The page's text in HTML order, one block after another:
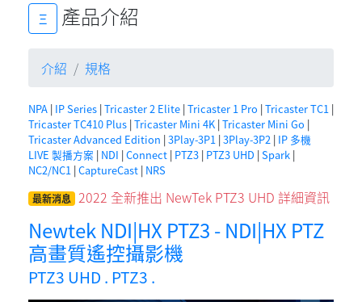
Ξ 產品介紹
介紹 規格
NPA | IP Series |Tricaster 2 Elite |Tricaster 1 Pro |Tricaster TC1 |
Tricaster TC410 Plus |Tricaster Mini 4K |Tricaster Mini Go |
Tricaster Advanced Edition |3Play-3P1 |3Play-3P2 | IP 多機
LIVE 製播方案 | NDI |Connect | PTZ3 | PTZ3 UHD |Spark |
NC2/NC1 |CaptureCast | NRS
最新消息 2022 全新推出 NewTek PTZ3 UHD 詳細資訊
Newtek NDI|HX PTZ3 - NDI|HX PTZ
高畫質遙控攝影機
PTZ3 UHD . PTZ3 .